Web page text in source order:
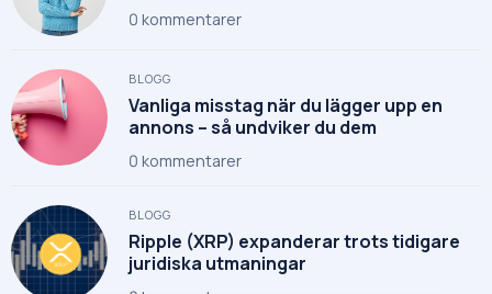
0 kommentarer
BLOGG
Vanliga misstag när du lägger upp en
annons – så undviker du dem
0 kommentarer
BLOGG
Ripple (XRP) expanderar trots tidigare
juridiska utmaningar